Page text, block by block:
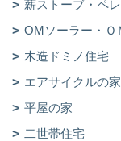
薪ストーブ・ペ
OMソーラー・Ｏ
木造ドミノ住宅
エアサイクルの家
平屋の家
二世帯住宅